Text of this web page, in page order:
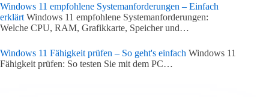
Windows 11 empfohlene Systemanforderungen – Einfach
erklärt Windows 11 empfohlene Systemanforderungen:
Welche CPU, RAM, Grafikkarte, Speicher und…
Windows 11 Fähigkeit prüfen – So geht's einfach Windows 11
Fähigkeit prüfen: So testen Sie mit dem PC…